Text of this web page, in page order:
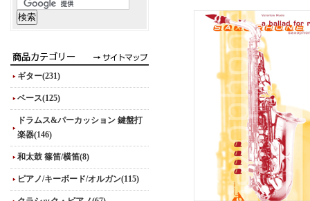
ギター(231)
ベース(125)
ドラムス&パーカッション 鍵盤打
楽器(146)
和太鼓 篠笛/横笛(8)
ピアノ/キーボード/オルガン(115)